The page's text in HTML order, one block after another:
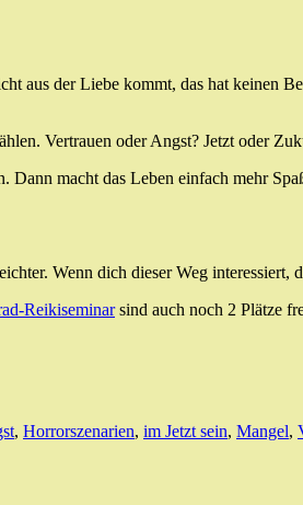
aus der Liebe kommt, das hat keinen
Vertrauen oder Angst? Jetzt oder
macht das Leben einfach mehr
Wenn dich dieser Weg interessiert,
Reikiseminarsind auch noch 2 Plätze
, Horrorszenarien, im Jetzt sein, Mangel,